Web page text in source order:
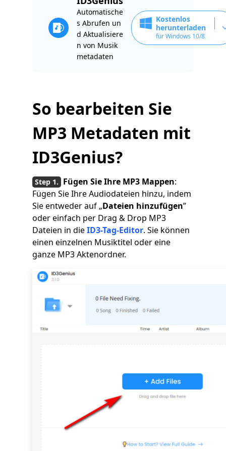
Automatische
s Abrufen un
d Aktualisiere
n von Musik
metadaten
Kostenlos
herunterladen
für Windows 10/8
So bearbeiten Sie
MP3 Metadaten mit
ID3Genius?
Fügen Sie Ihre MP3 Mappen:
Fügen Sie Ihre Audiodateien hinzu, indem
Sie entweder auf „Dateien hinzufügen”
oder einfach per Drag & Drop MP3
Dateien in dieID3-Tag-Editor. Sie können
einen einzelnen Musiktitel oder eine
ganze MP3 Aktenordner.